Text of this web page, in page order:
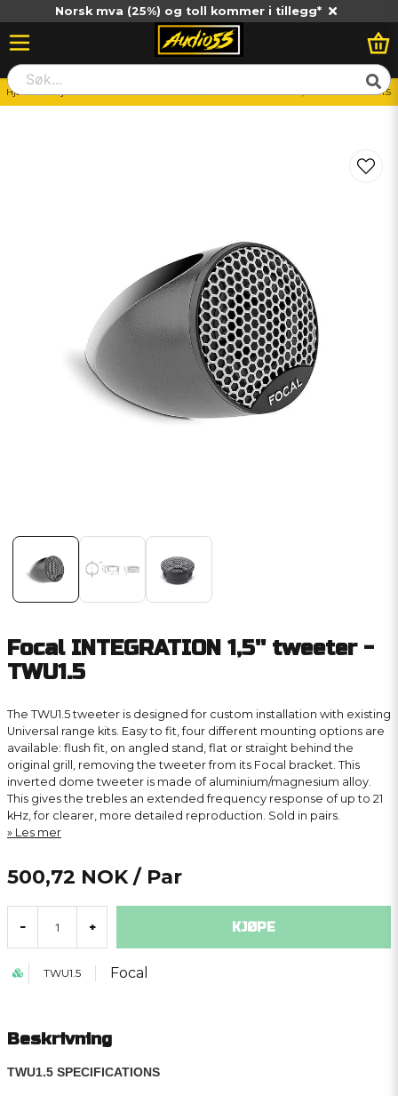
Norsk mva (25%) og toll kommer i tillegg*
Hjem Billjud Diskanter Diskanter Focal INTEGRATION 1,5'' tweeter - TWU1.5
Focal INTEGRATION 1,5'' tweeter -
TWU1.5
The TWU1.5 tweeter is designed for custom installation with existing
Universal range kits. Easy to fit, four different mounting options are
available: flush fit, on angled stand, flat or straight behind the
original grill, removing the tweeter from its Focal bracket. This
inverted dome tweeter is made of aluminium/magnesium alloy.
This gives the trebles an extended frequency response of up to 21
kHz, for clearer, more detailed reproduction. Sold in pairs.
Les mer
500,72 NOK / Par
- + KJØPE
TWU1.5 Focal
Beskrivning
TWU1.5 SPECIFICATIONS